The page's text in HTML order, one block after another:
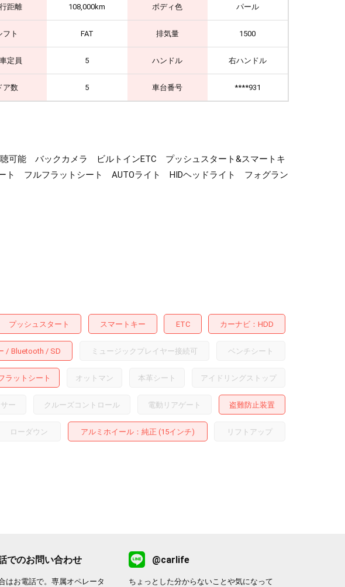
距離 108,000km ボディ色 パール
フト FAT 排気量 1500
定員 5 ハンドル 右ハンドル
ア数 5 車台番号 ****931
聴可能 バックカメラ ビルトインETC プッシュスタート&スマートキ
ト フルフラットシート AUTOライト HIDヘッドライト フォグラン
プッシュスタート スマートキー ETC カーナビ HDD
Bluetooth SD ミュージックプレイヤー接続可 ベンチシート
ラットシート オットマン 本革シート アイドリングストップ
ー クルーズコントロール 電動リアゲート 盗難防止装置
ローダウン アルミホイール：純正 (15インチ) リフトアップ
でのお問い合わせ
はお電話で。専属オペレータ
@carlife
ちょっとした分からないことや気になって